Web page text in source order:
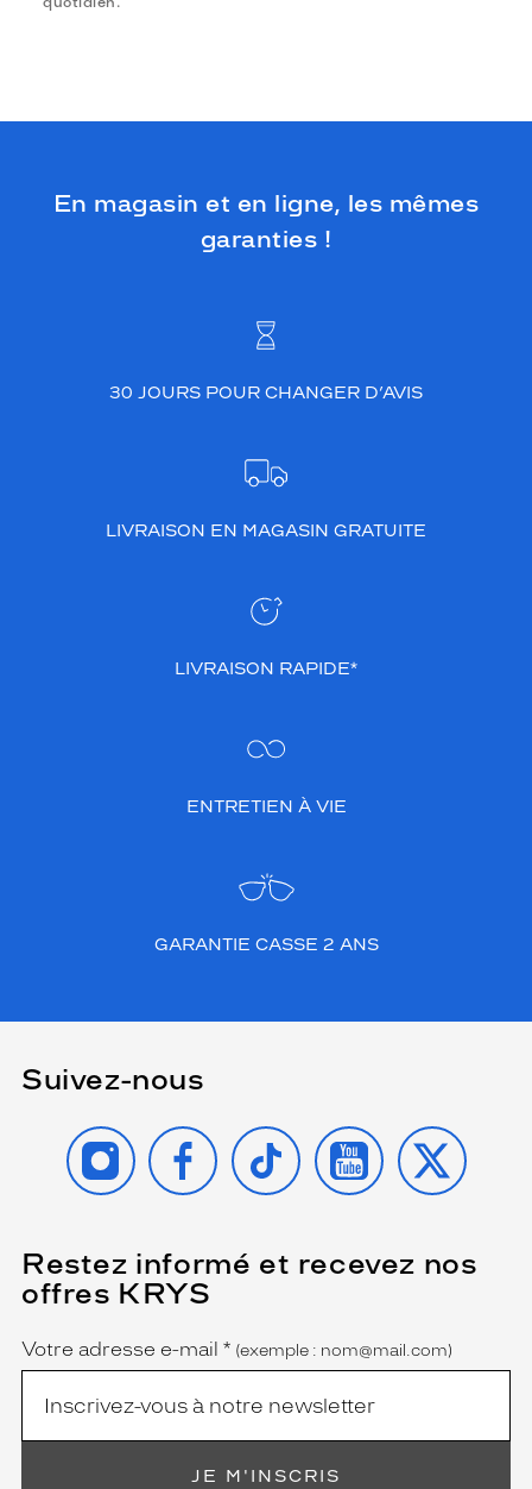
En magasin et en ligne, les mêmes
garanties !
30 JOURS POUR CHANGER D’AVIS
LIVRAISON EN MAGASIN GRATUITE
LIVRAISON RAPIDE*
ENTRETIEN À VIE
GARANTIE CASSE 2 ANS
Suivez-nous
INSTAGRAMFACEBOOK
TIKTOK YOUTUBE
X
Restez informé et recevez nos
offres KRYS
Name
Votre adresse e-mail *
(Ce
champ
est
obligatoire)
(exemple : nom@mail.com)
JE M'INSCRIS